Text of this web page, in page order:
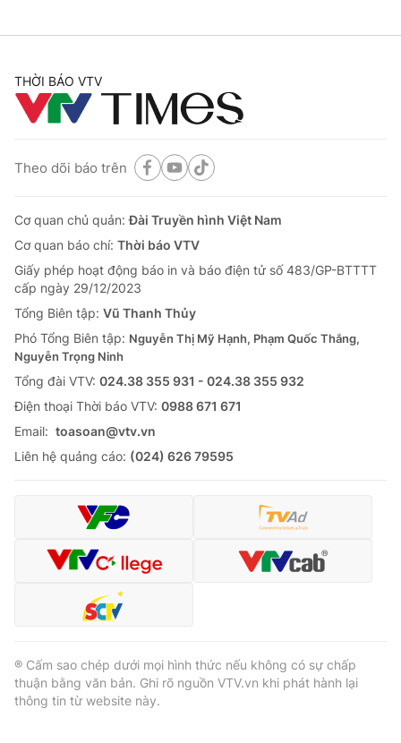
THỜI BÁO VTV
Theo dõi báo trên
Cơ quan chủ quản:Đài Truyền hình Việt Nam
Cơ quan báo chí: Thời báo VTV
Giấy phép hoạt động báo in và báo điện tử số 483/GP-BTTTT
cấp ngày 29/12/2023
Tổng Biên tập: Vũ Thanh Thủy
Phó Tổng Biên tập: Nguyễn Thị Mỹ Hạnh, Phạm Quốc Thắng,
Nguyễn Trọng Ninh
Tổng đài VTV: 024.38 355 931 - 024.38 355 932
Ðiện thoại Thời báo VTV: 0988 671 671
Email: toasoan@vtv.vn
Liên hệ quảng cáo: (024) 626 79595
® Cấm sao chép dưới mọi hình thức nếu không có sự chấp
thuận bằng văn bản. Ghi rõ nguồn VTV.vn khi phát hành lại
thông tin từ website này.